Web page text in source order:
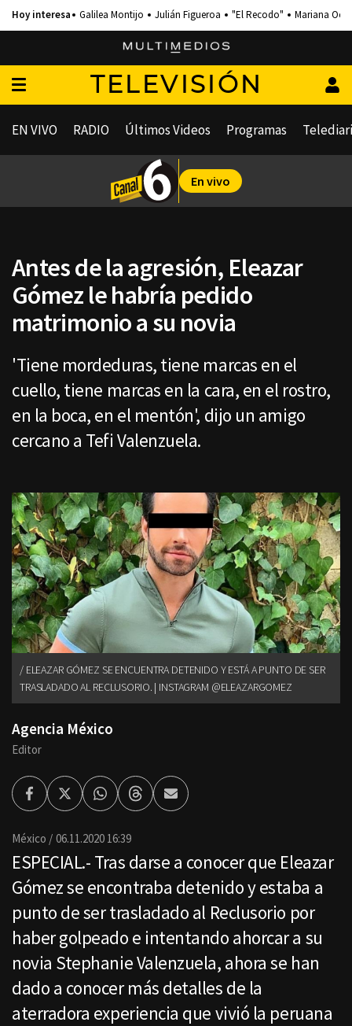
Galilea Montijo Julián Figueroa "El Recodo" Mariana
TELEVISIÓN
EN VIVO RADIO Últimos Videos Programas
En vivo
Antes de la agresión, Eleazar
Gómez le habría pedido
matrimonio a su novia
'Tiene mordeduras, tiene marcas en el
cuello, tiene marcas en la cara, en el rostro,
en la boca, en el mentón', dijo un amigo
cercano a Tefi Valenzuela.
ELEAZAR GÓMEZ SE ENCUENTRA DETENIDO Y ESTÁ A PUNTO DE SER
TRASLADADO AL RECLUSORIO. | INSTAGRAM @ELEAZARGOMEZ
Agencia México
Editor
FacebookTwitterWhatsappThreadsEnviar
por
México 06.11.2020 16:39
ESPECIAL.- Tras darse a conocer que Eleazar
Gómez se encontraba detenido y estaba a
punto de ser trasladado al Reclusorio por
haber golpeado e intentando ahorcar a su
novia Stephanie Valenzuela, ahora se han
dado a conocer más detalles de la
aterradora experiencia que vivió la peruana